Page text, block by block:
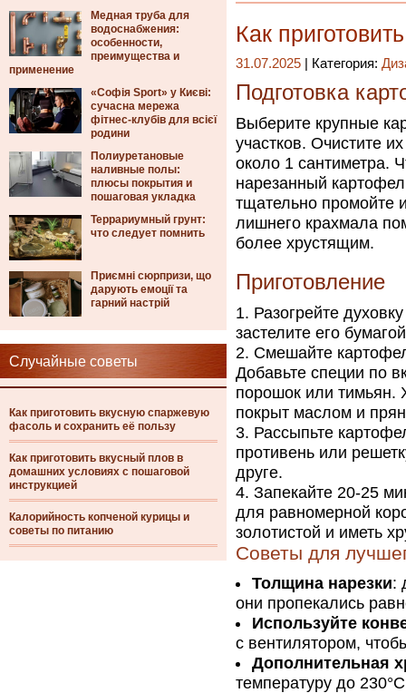
Медная труба для
водоснабжения:
особенности,
преимущества и
применение
«Софія Sport» у Києві:
сучасна мережа
фітнес-клубів для всієї
родини
Полиуретановые
наливные полы:
плюсы покрытия и
пошаговая укладка
Террариумный грунт:
что следует помнить
Приємні сюрпризи, що
дарують емоції та
гарний настрій
Случайные советы
Как приготовить вкусную спаржевую
фасоль и сохранить её пользу
Как приготовить вкусный плов в
домашних условиях с пошаговой
инструкцией
Калорийность копченой курицы и
советы по питанию
Как
31.07.2025 | Категория:
Подготовка
Выберите крупные
участков. Очистите
около 1 сантиметра.
нарезанный
тщательно промойте
лишнего крахмала
более хрустящим.
Приготовление
Разогрейте
застелите его
Смешайте
Добавьте специи по
порошок или тимьян.
покрыт маслом и
Рассыпьте
противень или
друге.
Запекайте 20-25
для равномерной
золотистой и иметь
Советы для
Толщина нарезки:
они пропекались
Используйте
с вентилятором,
Дополнительная
температуру до